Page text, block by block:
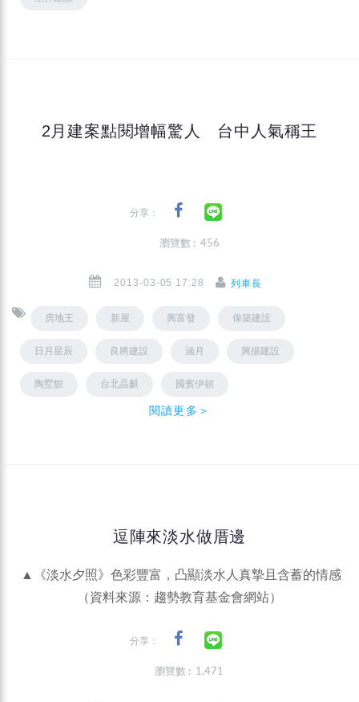
2月建案點閱增幅驚人 台中人氣稱王
分享：
瀏覽數 : 456
2013-03-05 17:28 列車長
房地王 新屋 興富發 偉築建設
日月星辰 良將建設 涵月 興揚建設
陶墅館 台北晶麒 國賓伊頓
閱讀更多＞
逗陣來淡水做厝邊
▲《淡水夕照》色彩豐富，凸顯淡水人真摯且含蓄的情感
（資料來源：趨勢教育基金會網站）
分享：
瀏覽數 : 1,471